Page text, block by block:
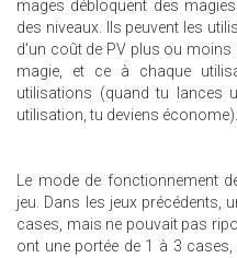
mages débloquent des
des niveaux. Ils peuvent les
d'un coût de PV plus ou
magie, et ce à chaque
utilisations (quand tu lances
utilisation, tu deviens économe).
Le mode de fonctionnement
jeu. Dans les jeux précédents,
cases, mais ne pouvait pas
ont une portée de 1 à 3